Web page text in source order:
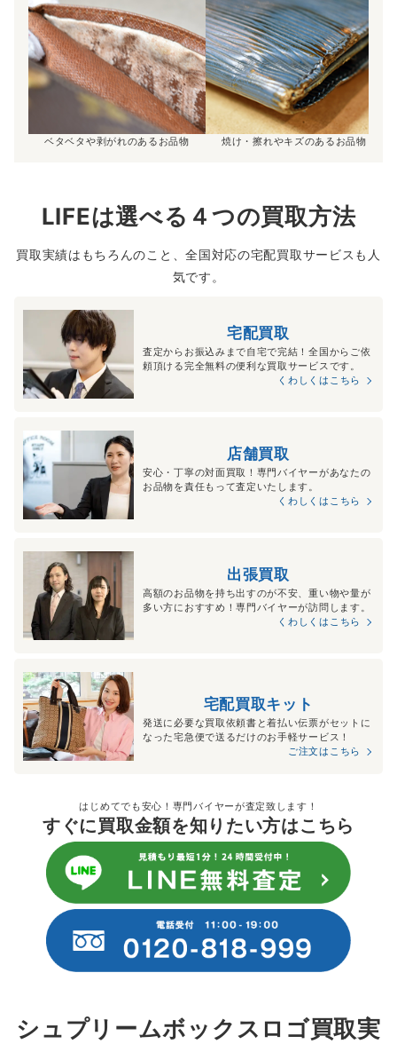
ベタベタや剥がれのあるお品物 焼け・擦れやキズのあるお品物
LIFEは選べる４つの買取方法
買取実績はもちろんのこと、全国対応の宅配買取サービスも人
気です。
宅配買取
査定からお振込みまで自宅で完結！全国からご依
頼頂ける完全無料の便利な買取サービスです。
くわしくはこちら
店舗買取
安心・丁寧の対面買取！専門バイヤーがあなたの
お品物を責任もって査定いたします。
くわしくはこちら
出張買取
高額のお品物を持ち出すのが不安、重い物や量が
多い方におすすめ！専門バイヤーが訪問します。
くわしくはこちら
宅配買取キット
発送に必要な買取依頼書と着払い伝票がセットに
なった宅急便で送るだけのお手軽サービス！
ご注文はこちら
はじめてでも安心！専門バイヤーが査定致します！
すぐに買取金額を知りたい方はこちら
シュプリームボックスロゴ買取実